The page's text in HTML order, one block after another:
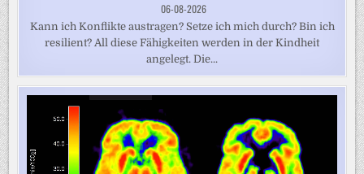
06-08-2026
Kann ich Konflikte austragen? Setze ich mich durch? Bin ich
resilient? All diese Fähigkeiten werden in der Kindheit
angelegt. Die...